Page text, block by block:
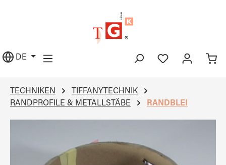
DE
TECHNIKEN
TIFFANYTECHNIK
RANDPROFILE & METALLSTÄBE
RANDBLEI